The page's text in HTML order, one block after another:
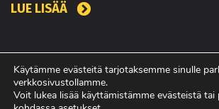
LUE LISÄÄ
POWER TRUCK SHOW’SSA
AMERIKASTA PALAAVA BLUE
REBELWERKS SEKÄ
Käytämme evästeitä tarjotaksemme sinulle
verkkosivustollamme.
Voit lukea lisää käyttämistämme evästeistä